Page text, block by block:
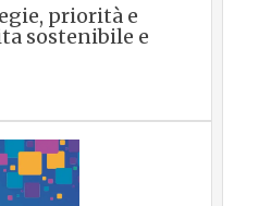
priorità e
sostenibile e